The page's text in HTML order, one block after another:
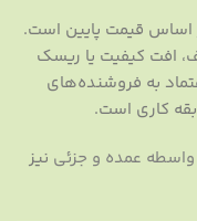
اساس قیمت پایین است.
افت کیفیت یا ریسک
به فروشنده‌های
کاری است.
واسطه عمده و جزئی نیز